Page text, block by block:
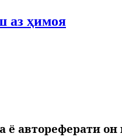
аз ҳимоя
ё автореферати